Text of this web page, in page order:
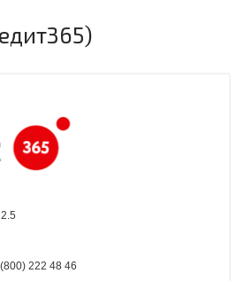
2.5
222 48 46